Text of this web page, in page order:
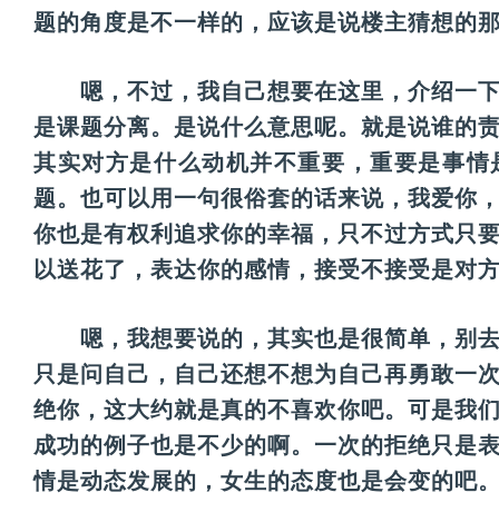
题的角度是不一样的，应该是说楼主猜想的
嗯，不过，我自己想要在这里，介绍一下
是课题分离。是说什么意思呢。就是说谁的
其实对方是什么动机并不重要，重要是事
题。也可以用一句很俗套的话来说，我爱你
你也是有权利追求你的幸福，只不过方式只
以送花了，表达你的感情，接受不接受是对
嗯，我想要说的，其实也是很简单，别去
只是问自己，自己还想不想为自己再勇敢一
绝你，这大约就是真的不喜欢你吧。可是我
成功的例子也是不少的啊。一次的拒绝只是
情是动态发展的，女生的态度也是会变的吧